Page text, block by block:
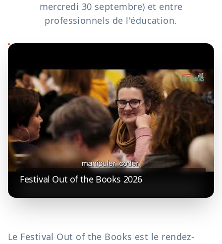
mercredi 30 septembre) et entre
professionnels de l'éducation.
Festival Out of the Books 2026
Le Festival Out of the Books est le rendez-